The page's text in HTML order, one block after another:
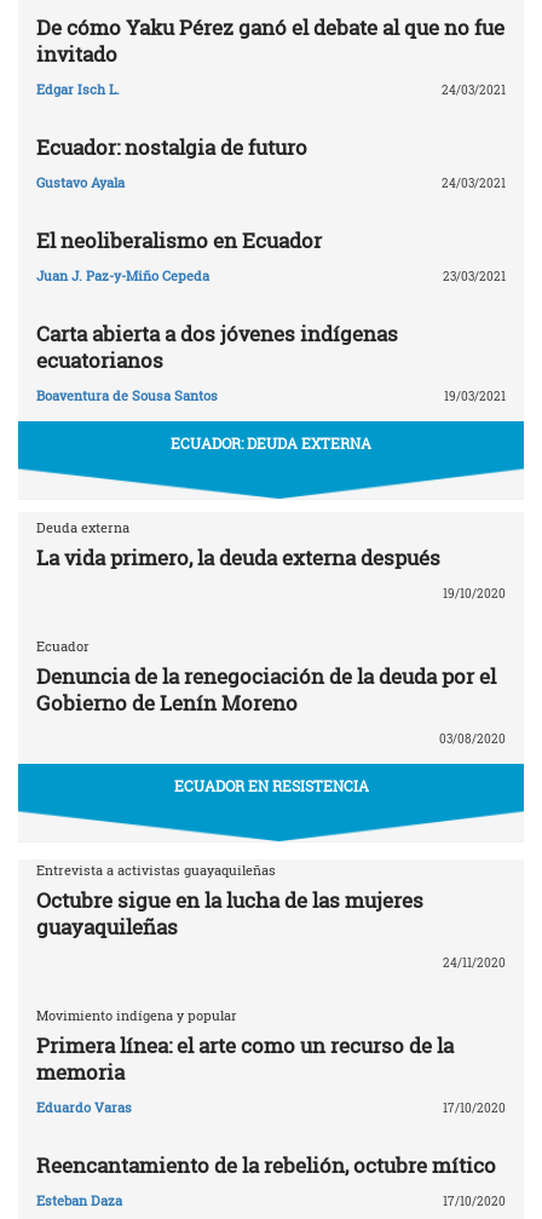
De cómo Yaku Pérez ganó el debate al que no fue
invitado
Edgar Isch L. 24/03/2021
Ecuador: nostalgia de futuro
Gustavo Ayala 24/03/2021
El neoliberalismo en Ecuador
Juan J. Paz-y-Miño Cepeda 23/03/2021
Carta abierta a dos jóvenes indígenas
ecuatorianos
Boaventura de Sousa Santos 19/03/2021
ECUADOR: DEUDA EXTERNA
Deuda externa
La vida primero, la deuda externa después
19/10/2020
Ecuador
Denuncia de la renegociación de la deuda por el
Gobierno de Lenín Moreno
03/08/2020
ECUADOR EN RESISTENCIA
Entrevista a activistas guayaquileñas
Octubre sigue en la lucha de las mujeres
guayaquileñas
24/11/2020
Movimiento indígena y popular
Primera línea: el arte como un recurso de la
memoria
Eduardo Varas 17/10/2020
Reencantamiento de la rebelión, octubre mítico
Esteban Daza 17/10/2020